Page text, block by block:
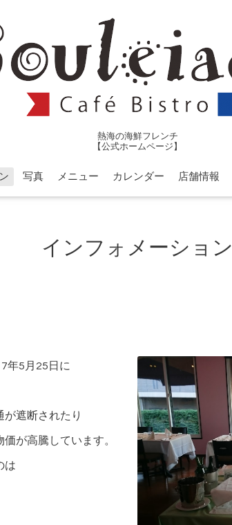
熱海の海鮮フレンチ
【公式ホームページ】
写真 メニュー カレンダー 店舗情報
インフォメーション
年5月25日に
遮断されたり
が高騰しています。
は